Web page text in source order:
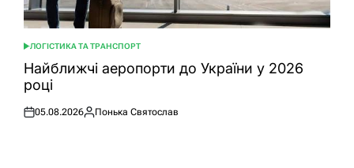
ОПУБЛІКУВАТИ
У
ЛОГІСТИКА ТА ТРАНСПОРТ
Найближчі аеропорти до України у 2026
році
Оприлюднено
05.08.2026
Опубліковано
Понька Святослав